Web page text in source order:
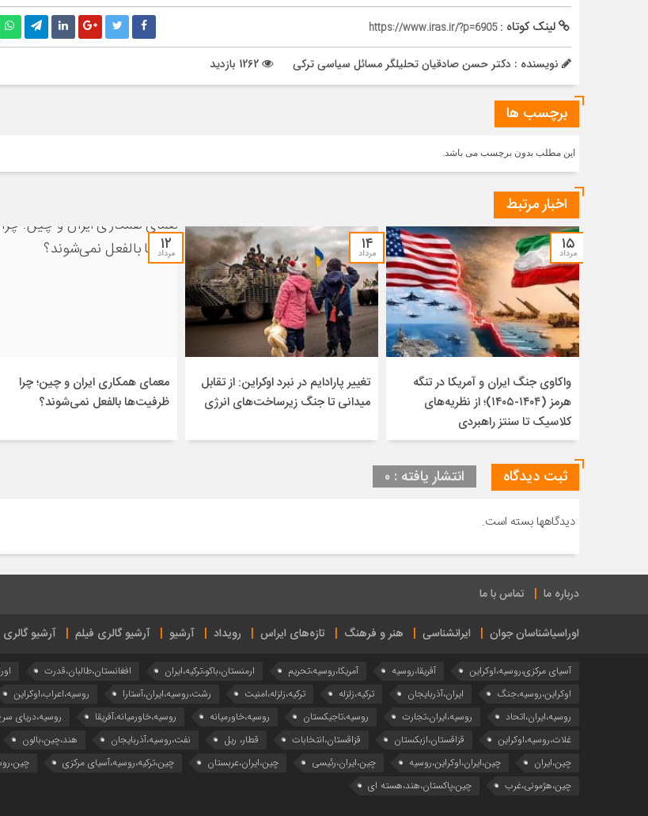
لینک کوتاه :https://www.iras.ir/?p=6905
نویسنده : دکتر حسن صادقیان تحلیلگر مسائل سیاسی ترکی
برچسب ها
این مطلب بدون برچسب می باشد.
اخبار مرتبط
۱۵
مرداد
واکاوی جنگ ایران و آمریکا در تنگه
هرمز (۱۴۰۴-۱۴۰۵)؛ از نظریه‌های
کلاسیک تا سنتز راهبردی
۱۴
مرداد
تغییر پارادایم در نبرد اوکراین: از تقابل
میدانی تا جنگ زیرساخت‌های انرژی
۱۲
مرداد
معمای همکاری ایران و چین؛ چرا
ظرفیت‌ها بالفعل نمی‌شوند؟
ثبت دیدگاه انتشار یافته : ۰
دیدگاهها بسته است.
درباره ما تماس با ما
اوراسیاشناسان جوان ایرانشناسی هنر و فرهنگ تازه‌های ایراس رویداد آرشیو آرشیو گالری فیلم آرشیو
آسیای مرکزی،روسیه،اوکراین آفریقا،روسیه آمریکا،روسیه،تحریم ارمنستان،باکو،ترکیه،ایران افغانستان،طالبان،قدرت
اوکراین،روسیه،جنگ
ایران،آذربایجان ترکیه،زلزله ترکیه،زلزله،امنیت رشت،روسیه،ایران،آستارا روسیه،اعراب،اوکراین
روسیه،ایران،اتحاد
روسیه،ایران،تجارت روسیه،تاجیکستان روسیه،خاورمیانه روسیه،خاورمیانه،آفریقا روسیه،دریای
غلات،روسیه،اوکراین
قزاقستان،ازبکستان قزاقستان،انتخابات قطار، ریل نفت،روسیه،آذربایجان هند،چین،بالون
چین،ایران
چین،ایران،اوکراین،روسیه چین،ایران،رئیسی چین،ایران،عربستان چین،ترکیه،روسیه،آسیای مرکزی
چین،هژمونی،غرب
چین،پاکستان،هند،هسته ای